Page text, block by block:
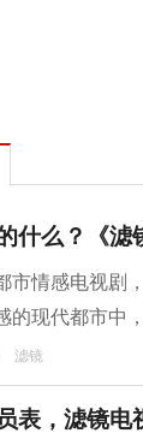
什么？《滤
市情感电视
的现代都市中
滤镜
表，滤镜电